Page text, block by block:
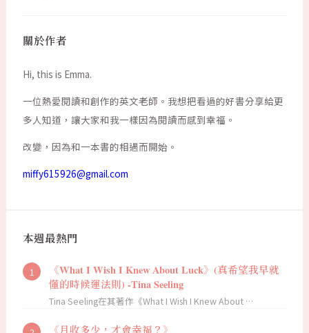
關於作者
Hi, this is Emma.
一位熱愛閱讀和創作的英文老師。我想把看過的好書分享給更
多人知道，讓大家和我一樣因為閱讀而感到幸福。
改變，因為和一本書的相遇而開始。
miffy615926@gmail.com
本週最熱門
《What I Wish I Knew About Luck》(真希望我早就
懂的時候運法則) -Tina Seeling
Tina Seeling在其著作《What I Wish I Knew About …
《月收多少，才會幸福？》